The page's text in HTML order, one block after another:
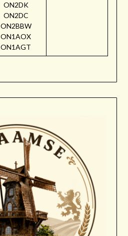
ON2DK
ON2DC
ON2BBW
ON1AOX
ON1AGT